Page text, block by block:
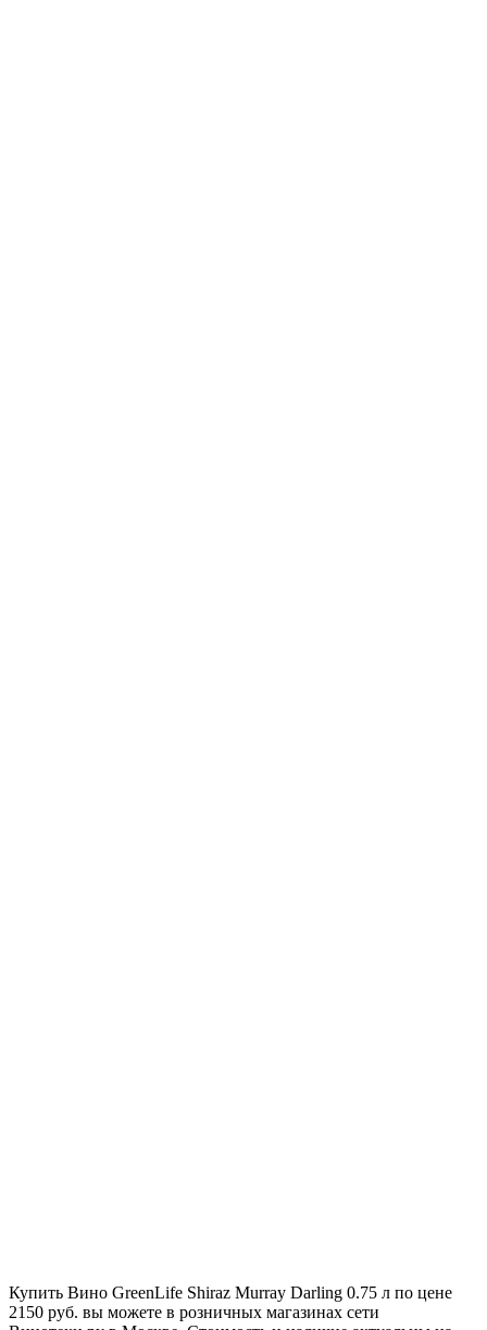
Купить Вино GreenLife Shiraz Murray Darling 0.75 л по цене
2150 руб. вы можете в розничных магазинах сети